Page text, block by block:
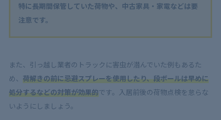
特に長期間保管していた荷物や、中古家具・家電などは要
注意です。
また、引っ越し業者のトラックに害虫が潜んでいた例もあるた
め、 荷解きの前に忌避スプレーを使用したり、段ボールは早めに
処分するなどの対策が効果的です。入居前後の荷物点検を怠らな
いようにしましょう。